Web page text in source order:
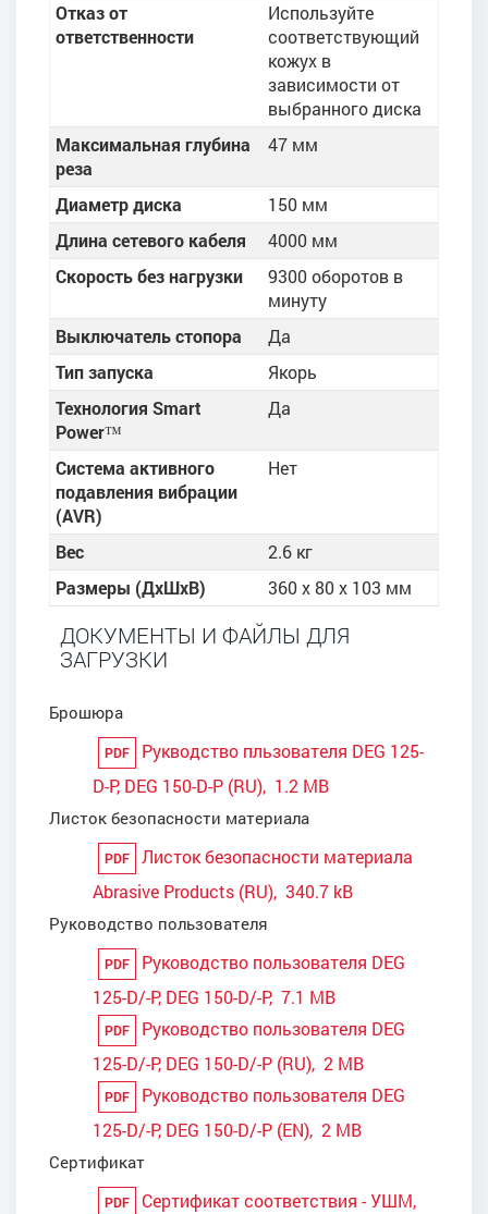
Отказ от
ответственности
Используйте
соответствующий
кожух в
зависимости от
выбранного диска
Максимальная глубина
реза
47 мм
Диаметр диска
150 мм
Длина сетевого кабеля
4000 мм
Скорость без нагрузки
9300 оборотов в
минуту
Выключатель стопора
Да
Тип запуска
Якорь
Технология Smart
Power™
Да
Система активного
подавления вибрации
(AVR)
Нет
Вес
2.6 кг
Размеры (ДхШхВ)
360 x 80 x 103 мм
ДОКУМЕНТЫ И ФАЙЛЫ ДЛЯ
ЗАГРУЗКИ
Брошюра
PDF
Рукводство пльзователя DEG 125-
D-P, DEG 150-D-P (RU), 1.2 MB
Листок безопасности материала
PDF
Листок безопасности материала
Abrasive Products (RU), 340.7 kB
Руководство пользователя
PDF
Руководство пользователя DEG
125-D/-P, DEG 150-D/-P, 7.1 MB
PDF
Руководство пользователя DEG
125-D/-P, DEG 150-D/-P (RU), 2 MB
PDF
Руководство пользователя DEG
125-D/-P, DEG 150-D/-P (EN), 2 MB
Сертификат
PDF
Сертификат соответствия - УШМ,